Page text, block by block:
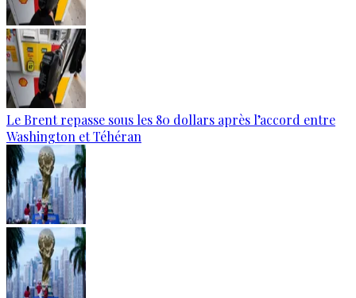
Le Brent repasse sous les 80 dollars après l’accord entre
Washington et Téhéran